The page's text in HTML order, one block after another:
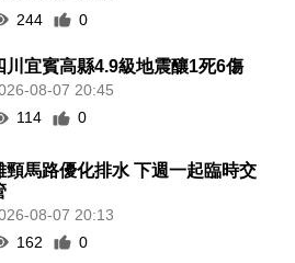
244
0
川宜賓高縣4.9級地震釀1死6傷
08-07 20:45
114
0
頸馬路優化排水 下週一起臨時交
08-07 20:13
162
0